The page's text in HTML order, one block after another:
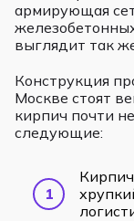
армирующая
выглядит так
Конструкция
Москве стоят
кирпич почти
следующие: